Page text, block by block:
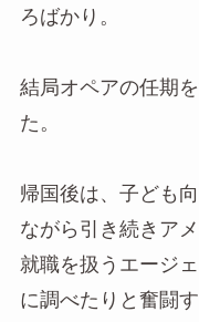
ろばかり。
結局オペアの任期
た。
帰国後は、子ども
ながら引き続きア
就職を扱うエージ
に調べたりと奮闘